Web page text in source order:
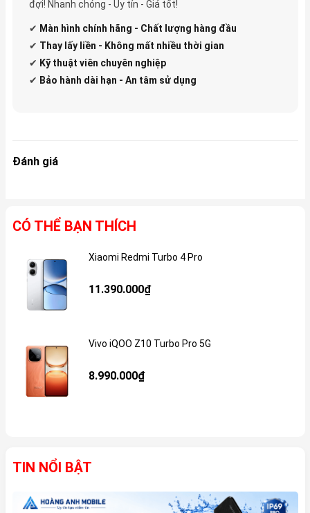
đợi! Nhanh chóng - Uy tín - Giá tốt!
✔ Màn hình chính hãng - Chất lượng hàng đầu
✔ Thay lấy liền - Không mất nhiều thời gian
✔ Kỹ thuật viên chuyên nghiệp
✔ Bảo hành dài hạn - An tâm sử dụng
Đánh giá
CÓ THỂ BẠN THÍCH
Xiaomi Redmi Turbo 4 Pro
11.390.000₫
Vivo iQOO Z10 Turbo Pro 5G
8.990.000₫
TIN NỔI BẬT